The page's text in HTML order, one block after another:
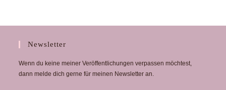
Newsletter
Wenn du keine meiner Veröffentlichungen verpassen möchtest,
dann melde dich gerne für meinen Newsletter an.